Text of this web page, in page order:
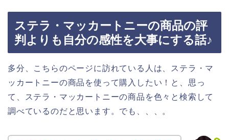
ステラ・マッカートニーの商品の評
判よりも自分の感性を大事にする話♪
多分、こちらのページに訪れている人は、ステラ・マ
ッカートニーの商品を使って購入したい！と、思っ
て、ステラ・マッカートニーの商品を色々と検索して
調べているのだと思います。でも、、、。